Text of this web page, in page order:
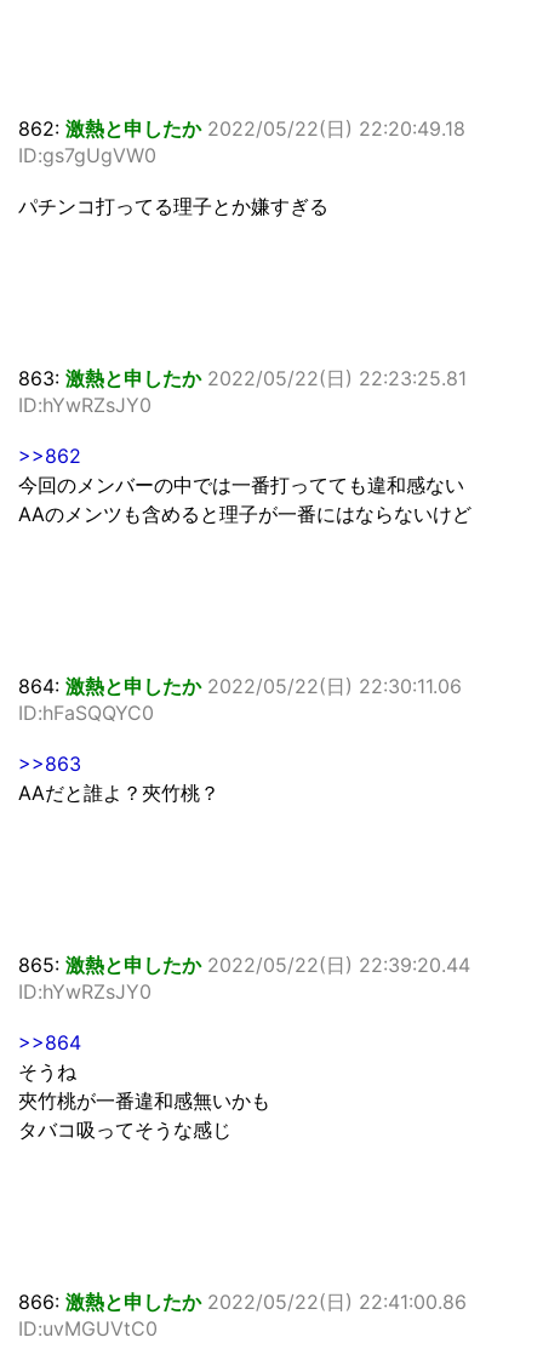
862: 激熱と申したか 2022/05/22(日) 22:20:49.18
ID:gs7gUgVW0
パチンコ打ってる理子とか嫌すぎる
863: 激熱と申したか 2022/05/22(日) 22:23:25.81
ID:hYwRZsJY0
>>862
今回のメンバーの中では一番打ってても違和感ない
AAのメンツも含めると理子が一番にはならないけど
864: 激熱と申したか 2022/05/22(日) 22:30:11.06
ID:hFaSQQYC0
>>863
AAだと誰よ？夾竹桃？
865: 激熱と申したか 2022/05/22(日) 22:39:20.44
ID:hYwRZsJY0
>>864
そうね
夾竹桃が一番違和感無いかも
タバコ吸ってそうな感じ
866: 激熱と申したか 2022/05/22(日) 22:41:00.86
ID:uvMGUVtC0